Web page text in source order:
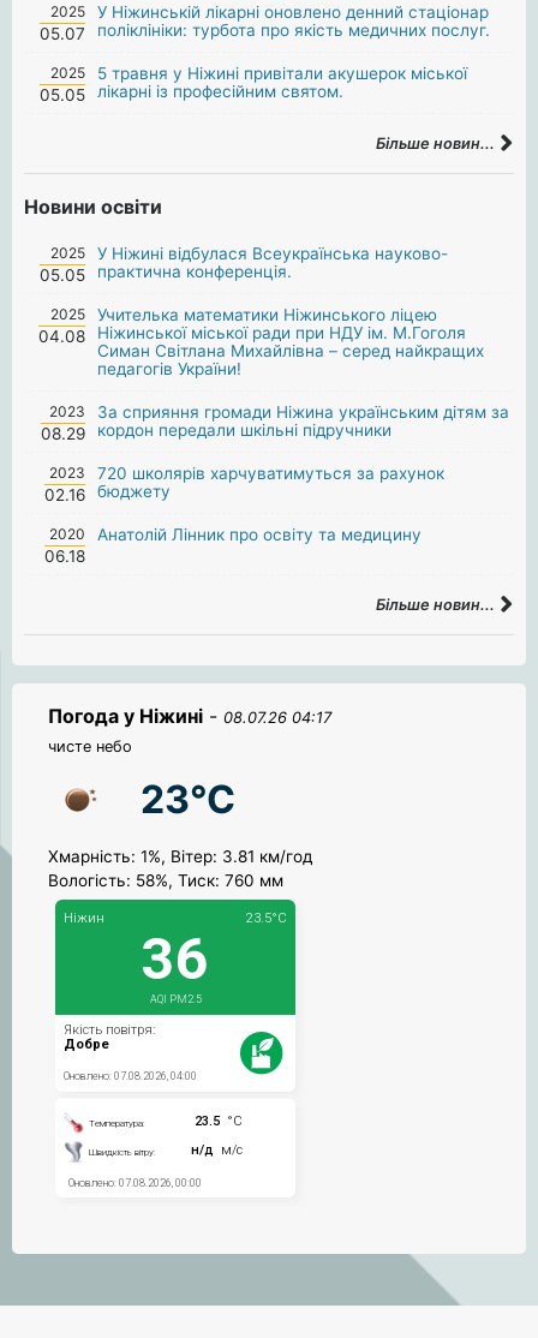
2025
05.07
У Ніжинській лікарні оновлено денний стаціонар
поліклініки: турбота про якість медичних послуг.
2025
05.05
5 травня у Ніжині привітали акушерок міської
лікарні із професійним святом.
Більше новин...
Новини освіти
2025
05.05
У Ніжині відбулася Всеукраїнська науково-
практична конференція.
2025
04.08
Учителька математики Ніжинського ліцею
Ніжинської міської ради при НДУ ім. М.Гоголя
Симан Світлана Михайлівна – серед найкращих
педагогів України!
2023
08.29
За сприяння громади Ніжина українським дітям за
кордон передали шкільні підручники
2023
02.16
720 школярів харчуватимуться за рахунок
бюджету
2020
06.18
Анатолій Лінник про освіту та медицину
Більше новин...
Погода у Ніжині - 08.07.26 04:17
чисте небо
23°C
Хмарність: 1%, Вітер: 3.81 км/год
Вологість: 58%, Тиск: 760 мм